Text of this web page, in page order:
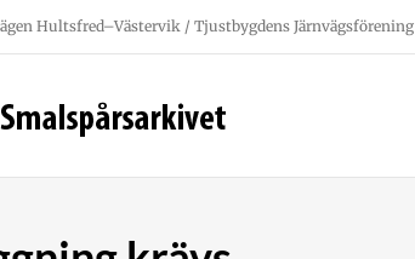
Hultsfred–Västervik / Tjustbygdens Järnvägsförening